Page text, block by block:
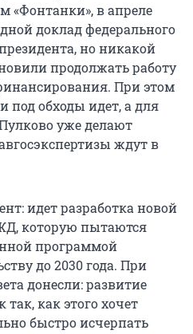
«Фонтанки», в апреле
доклад федерального
но никакой
продолжать работу
При этом
под обходы идет, а для
уже делают
ждут в
идет разработка новой
которую пытаются
программой
до 2030 года. При
донесли: развитие
как этого хочет
быстро исчерпать